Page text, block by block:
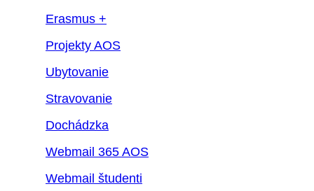
Erasmus +
Projekty AOS
Ubytovanie
Stravovanie
Dochádzka
Webmail 365 AOS
Webmail študenti